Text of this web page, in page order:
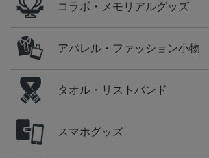
コラボ・メモリアルグッズ
アパレル・ファッション小物
タオル・リストバンド
スマホグッズ